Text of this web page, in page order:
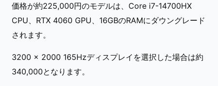
価格が約225,000円のモデルは、Core i7-14700HX
CPU、RTX 4060 GPU、16GBのRAMにダウングレード
されます。
3200 x 2000 165Hzディスプレイを選択した場合は約
340,000となります。